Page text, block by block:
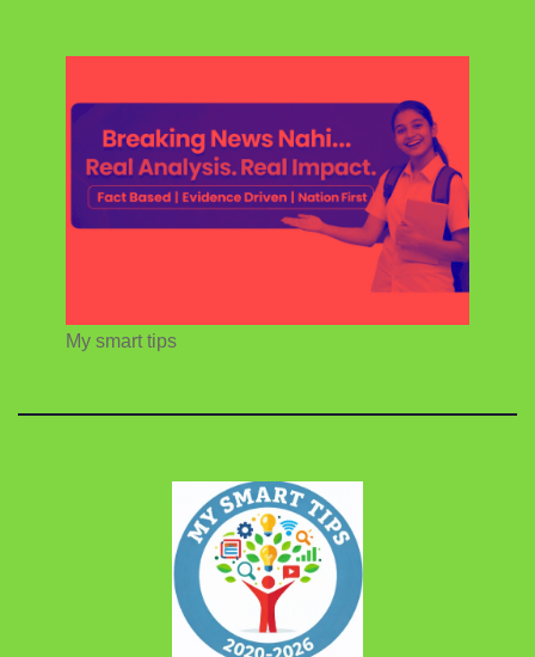
My smart tips